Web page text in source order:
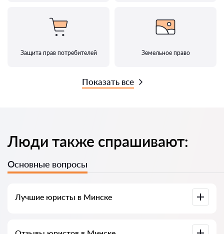
Защита прав потребителей Земельное право
Показать все
Люди также спрашивают:
Основные вопросы
Лучшие юристы в Минске
информацией. Цены, отзывы, номер телефона и адрес.